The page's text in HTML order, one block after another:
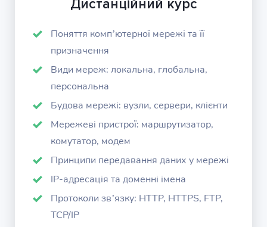
Дистанційний курс
Поняття комп’ютерної мережі та її
призначення
Види мереж: локальна, глобальна,
персональна
Будова мережі: вузли, сервери, клієнти
Мережеві пристрої: маршрутизатор,
комутатор, модем
Принципи передавання даних у мережі
IP-адресація та доменні імена
Протоколи зв’язку: HTTP, HTTPS, FTP,
TCP/IP